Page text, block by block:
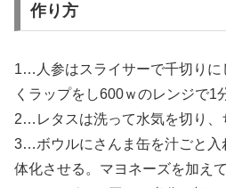
作り方
1…人参はスライサーで千切りに
くラップをし600ｗのレンジで1
2…レタスは洗って水気を切り、
3…ボウルにさんま缶を汁ごと入
体化させる。マヨネーズを加えて